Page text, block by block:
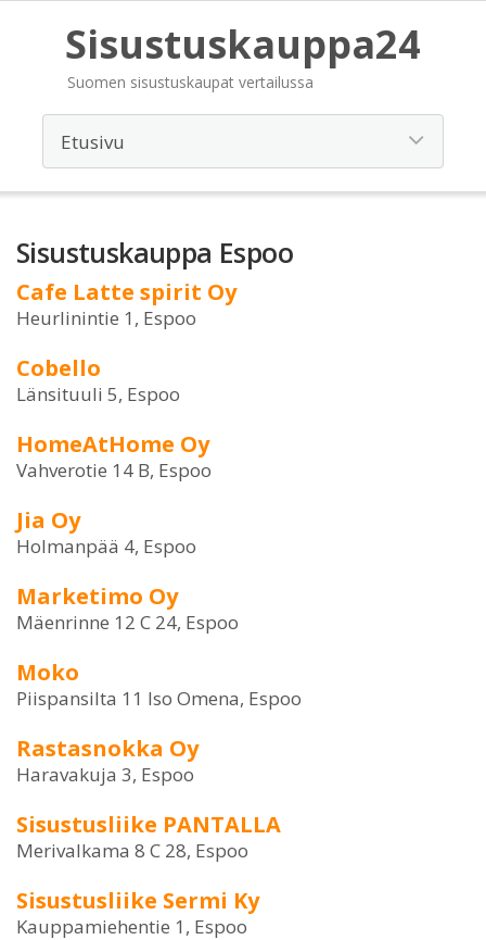
Sisustuskauppa24
Suomen sisustuskaupat vertailussa
Sisustuskauppa Espoo
Cafe Latte spirit Oy
Heurlinintie 1, Espoo
Cobello
Länsituuli 5, Espoo
HomeAtHome Oy
Vahverotie 14 B, Espoo
Jia Oy
Holmanpää 4, Espoo
Marketimo Oy
Mäenrinne 12 C 24, Espoo
Moko
Piispansilta 11 Iso Omena, Espoo
Rastasnokka Oy
Haravakuja 3, Espoo
Sisustusliike PANTALLA
Merivalkama 8 C 28, Espoo
Sisustusliike Sermi Ky
Kauppamiehentie 1, Espoo